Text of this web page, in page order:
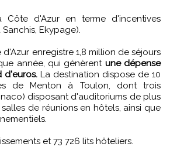
d'Azur en terme d'incentives
Ekypage).
enregistre 1,8 million de séjours
année, qui génèrent une dépense
d'euros. La destination dispose de 10
de Menton à Toulon, dont trois
disposant d'auditoriums de plus
salles de réunions en hôtels, ainsi que
et 73 726 lits hôteliers.